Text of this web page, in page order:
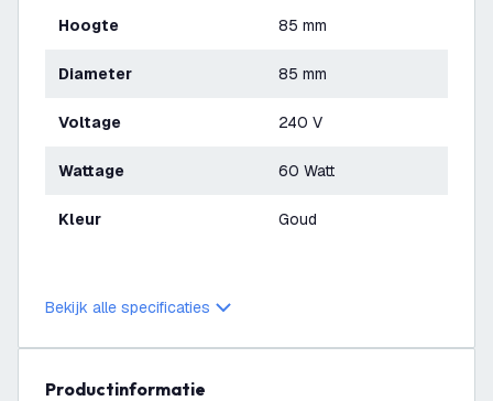
Hoogte 85 mm
Diameter 85 mm
Voltage 240 V
Wattage 60 Watt
Kleur Goud
Bekijk alle specificaties
productinformatie